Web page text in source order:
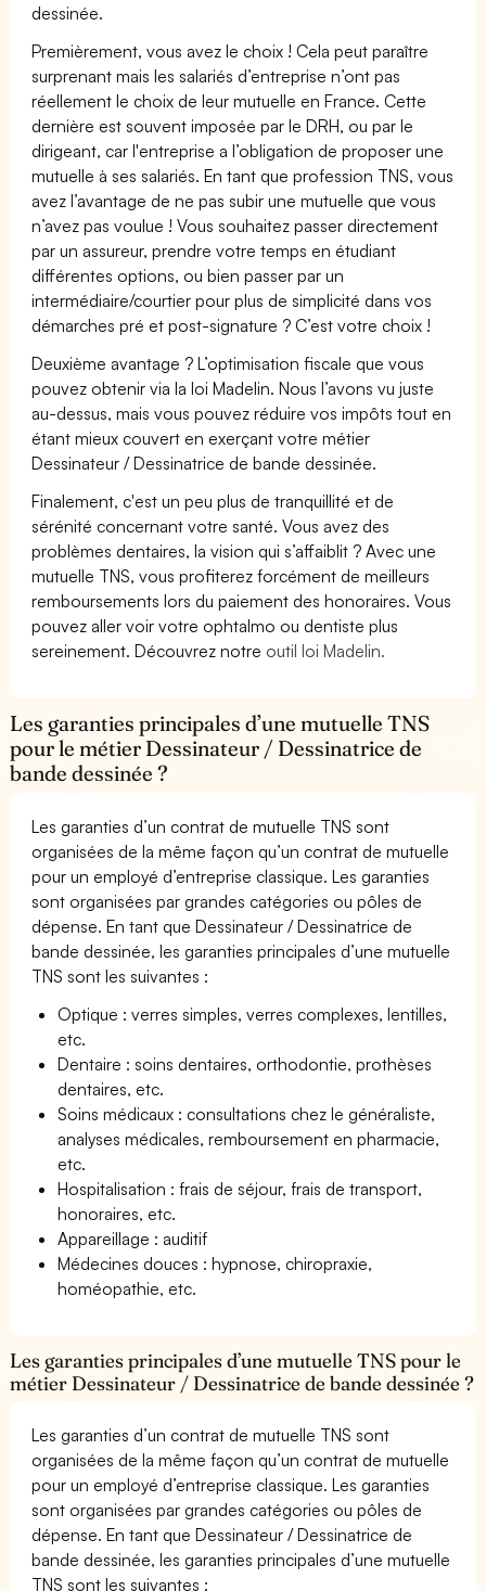
dessinée.
Premièrement, vous avez le choix ! Cela peut paraître
surprenant mais les salariés d’entreprise n’ont pas
réellement le choix de leur mutuelle en France. Cette
dernière est souvent imposée par le DRH, ou par le
dirigeant, car l'entreprise a l’obligation de proposer une
mutuelle à ses salariés. En tant que profession TNS, vous
avez l’avantage de ne pas subir une mutuelle que vous
n’avez pas voulue ! Vous souhaitez passer directement
par un assureur, prendre votre temps en étudiant
différentes options, ou bien passer par un
intermédiaire/courtier pour plus de simplicité dans vos
démarches pré et post-signature ? C’est votre choix !
Deuxième avantage ? L’optimisation fiscale que vous
pouvez obtenir via la loi Madelin. Nous l’avons vu juste
au-dessus, mais vous pouvez réduire vos impôts tout en
étant mieux couvert en exerçant votre métier
Dessinateur / Dessinatrice de bande dessinée.
Finalement, c'est un peu plus de tranquillité et de
sérénité concernant votre santé. Vous avez des
problèmes dentaires, la vision qui s’affaiblit ? Avec une
mutuelle TNS, vous profiterez forcément de meilleurs
remboursements lors du paiement des honoraires. Vous
pouvez aller voir votre ophtalmo ou dentiste plus
sereinement. Découvrez notre outil loi Madelin.
Les garanties principales d’une mutuelle TNS
pour le métier Dessinateur / Dessinatrice de
bande dessinée ?
Les garanties d’un contrat de mutuelle TNS sont
organisées de la même façon qu’un contrat de mutuelle
pour un employé d’entreprise classique. Les garanties
sont organisées par grandes catégories ou pôles de
dépense. En tant que Dessinateur / Dessinatrice de
bande dessinée, les garanties principales d’une mutuelle
TNS sont les suivantes :
Optique : verres simples, verres complexes, lentilles,
etc.
Dentaire : soins dentaires, orthodontie, prothèses
dentaires, etc.
Soins médicaux : consultations chez le généraliste,
analyses médicales, remboursement en pharmacie,
etc.
Hospitalisation : frais de séjour, frais de transport,
honoraires, etc.
Appareillage : auditif
Médecines douces : hypnose, chiropraxie,
homéopathie, etc.
Les garanties principales d’une mutuelle TNS pour le
métier Dessinateur / Dessinatrice de bande dessinée ?
Les garanties d’un contrat de mutuelle TNS sont
organisées de la même façon qu’un contrat de mutuelle
pour un employé d’entreprise classique. Les garanties
sont organisées par grandes catégories ou pôles de
dépense. En tant que Dessinateur / Dessinatrice de
bande dessinée, les garanties principales d’une mutuelle
TNS sont les suivantes :